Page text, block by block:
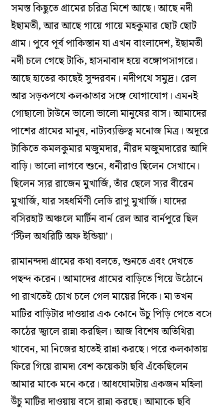
সমস্ত কিছুতে গ্রামের চরিত্র মিশে আছে। আছে নদী
ইছামতী, আর আছে গায়ে গায়ে মহকুমার ছোট ছোট
গ্রাম। পুবে পূর্ব পাকিস্তান যা এখন বাংলাদেশ, ইছামতী
নদী চলে গেছে টাকি, হাসনাবাদ হয়ে বঙ্গোপসাগরে।
আছে হাতের কাছেই সুন্দরবন। নদীপথে সমুদ্র। রেল
আর সড়কপথে কলকাতার সঙ্গে যোগাযোগ। এমনই
গোছালো টাউনে ভালো ভালো মানুষের বাস। আমাদের
পাশের গ্রামের মানুষ, নাট্যব্যক্তিত্ব মনোজ মিত্র। অদূরে
টাকিতে কমলকুমার মজুমদার, নীরদ মজুমদারের আদি
বাড়ি। ভালো লাগবে শুনে, ধনীরাও ছিলেন সেখানে।
ছিলেন স্যর রাজেন মুখার্জি, তাঁর ছেলে স্যর বীরেন
মুখার্জি, যার সহধর্মিণী লেডি রাণু মুখার্জি। যাদের
বসিরহাট অঞ্চলে মার্টিন বার্ন রেল আর বার্নপুরে ছিল
‘স্টিল অথরিটি অফ ইন্ডিয়া’।
রামানন্দদা গ্রামের কথা বলতে, শুনতে এবং দেখতে
পছন্দ করেন। আমাদের গ্রামের বাড়িতে গিয়ে উঠোনে
পা রাখতেই চোখ চলে গেল মায়ের দিকে। মা তখন
মাটির বাড়িটার দাওয়ার এক কোনে উঁচু পিড়ি পেতে বসে
কাঠের জ্বালে রান্না করছিল। আজ বিশেষ অতিথিরা
খাবেন, মা নিজের হাতেই রান্না করছে। পরে কলকাতায়
ফিরে গিয়ে রামদা বেশ কয়েকটা ছবি এঁকেছিলেন
আমার মাকে মনে করে। আধঘোমটায় একজন মহিলা
উঁচু মাটির দাওয়ায় বসে রান্না করছে। আমাকে ছবি